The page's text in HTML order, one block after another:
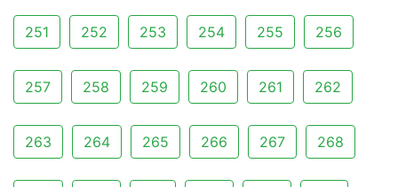
251 252 253 254 255 256
257 258 259 260 261 262
263 264 265 266 267 268